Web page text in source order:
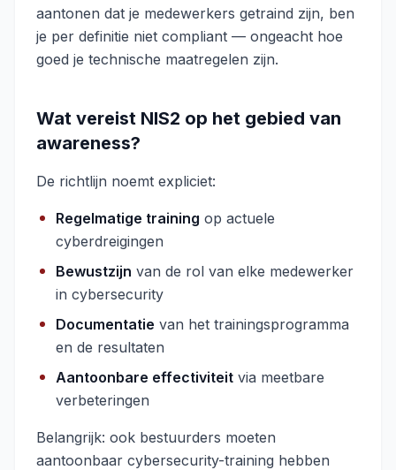
aantonen dat je medewerkers getraind zijn, ben
je per definitie niet compliant — ongeacht hoe
goed je technische maatregelen zijn.
Wat vereist NIS2 op het gebied van
awareness?
De richtlijn noemt expliciet:
Regelmatige training op actuele
cyberdreigingen
Bewustzijn van de rol van elke medewerker
in cybersecurity
Documentatie van het trainingsprogramma
en de resultaten
Aantoonbare effectiviteit via meetbare
verbeteringen
Belangrijk: ook bestuurders moeten
aantoonbaar cybersecurity-training hebben